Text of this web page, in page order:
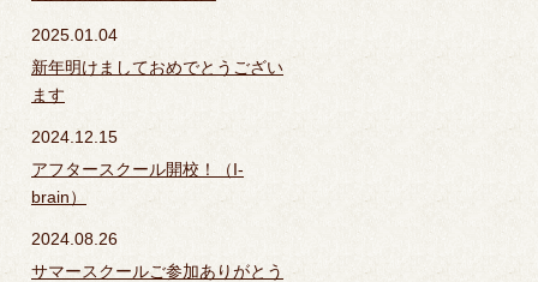
2025.01.04
新年明けましておめでとうござい
ます
2024.12.15
アフタースクール開校！（I-
brain）
2024.08.26
サマースクールご参加ありがとう